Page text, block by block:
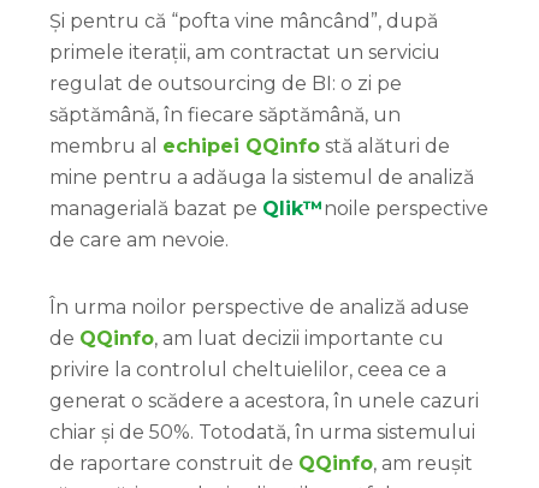
Și pentru că “pofta vine mâncând”, după
primele iterații, am contractat un serviciu
regulat de outsourcing de BI: o zi pe
săptămână, în fiecare săptămână, un
membru al echipei QQinfo stă alături de
mine pentru a adăuga la sistemul de analiză
managerială bazat pe Qlik™noile perspective
de care am nevoie.
În urma noilor perspective de analiză aduse
de QQinfo, am luat decizii importante cu
privire la controlul cheltuielilor, ceea ce a
generat o scădere a acestora, în unele cazuri
chiar și de 50%. Totodată, în urma sistemului
de raportare construit de QQinfo, am reușit